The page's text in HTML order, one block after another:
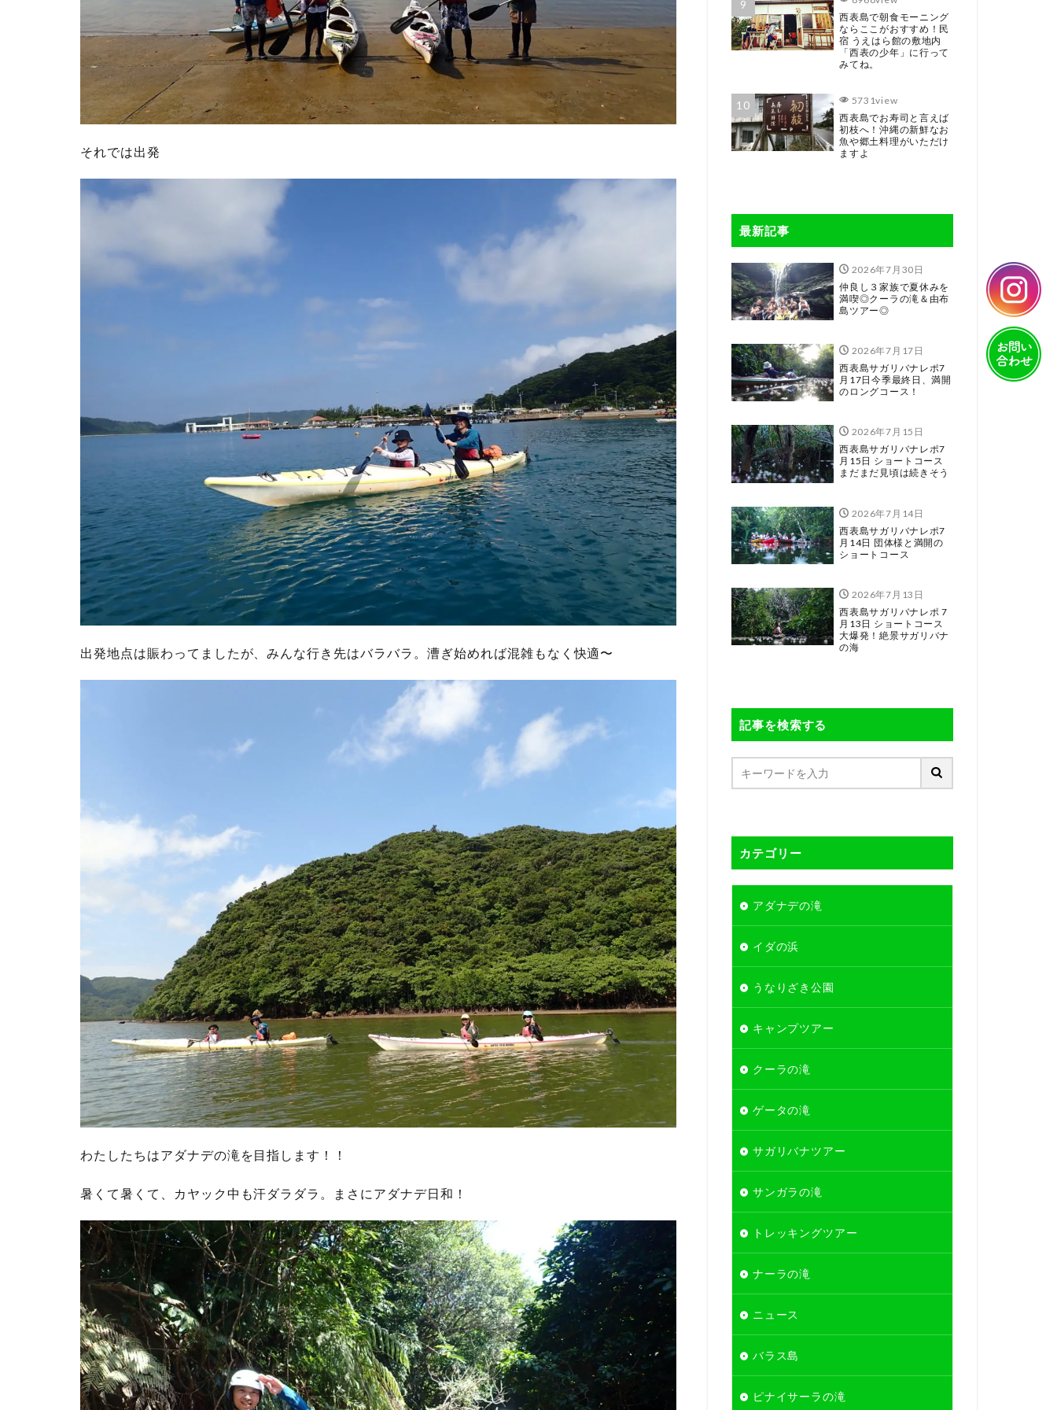
それでは出発
出発地点は賑わってましたが、みんな行き先はバラバラ。漕ぎ始めれば混雑もなく快適〜
わたしたちはアダナデの滝を目指します！！
暑くて暑くて、カヤック中も汗ダラダラ。まさにアダナデ日和！
西表島で朝食モーニング
ならここがおすすめ！民
宿 うえはら館の敷地内
「西表の少年」に行って
みてね。
5731view
西表島でお寿司と言えば
初枝へ！沖縄の新鮮なお
魚や郷土料理がいただけ
ますよ
最新記事
2026年7月30日
仲良し３家族で夏休みを
満喫◎クーラの滝＆由布
島ツアー◎
2026年7月17日
西表島サガリバナレポ7
月17日今季最終日、満開
のロングコース！
2026年7月15日
西表島サガリバナレポ7
月15日 ショートコース
まだまだ見頃は続きそう
2026年7月14日
西表島サガリバナレポ7
月14日 団体様と満開の
ショートコース
2026年7月13日
西表島サガリバナレポ 7
月13日 ショートコース
大爆発！絶景サガリバナ
の海
記事を検索する
カテゴリー
アダナデの滝
イダの浜
うなりざき公園
キャンプツアー
クーラの滝
ゲータの滝
サガリバナツアー
サンガラの滝
トレッキングツアー
ナーラの滝
ニュース
バラス島
ピナイサーラの滝